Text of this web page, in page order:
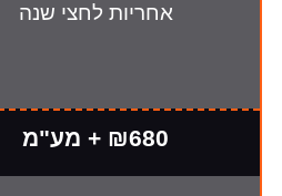
אחריות לחצי שנה
₪680 + מע"מ